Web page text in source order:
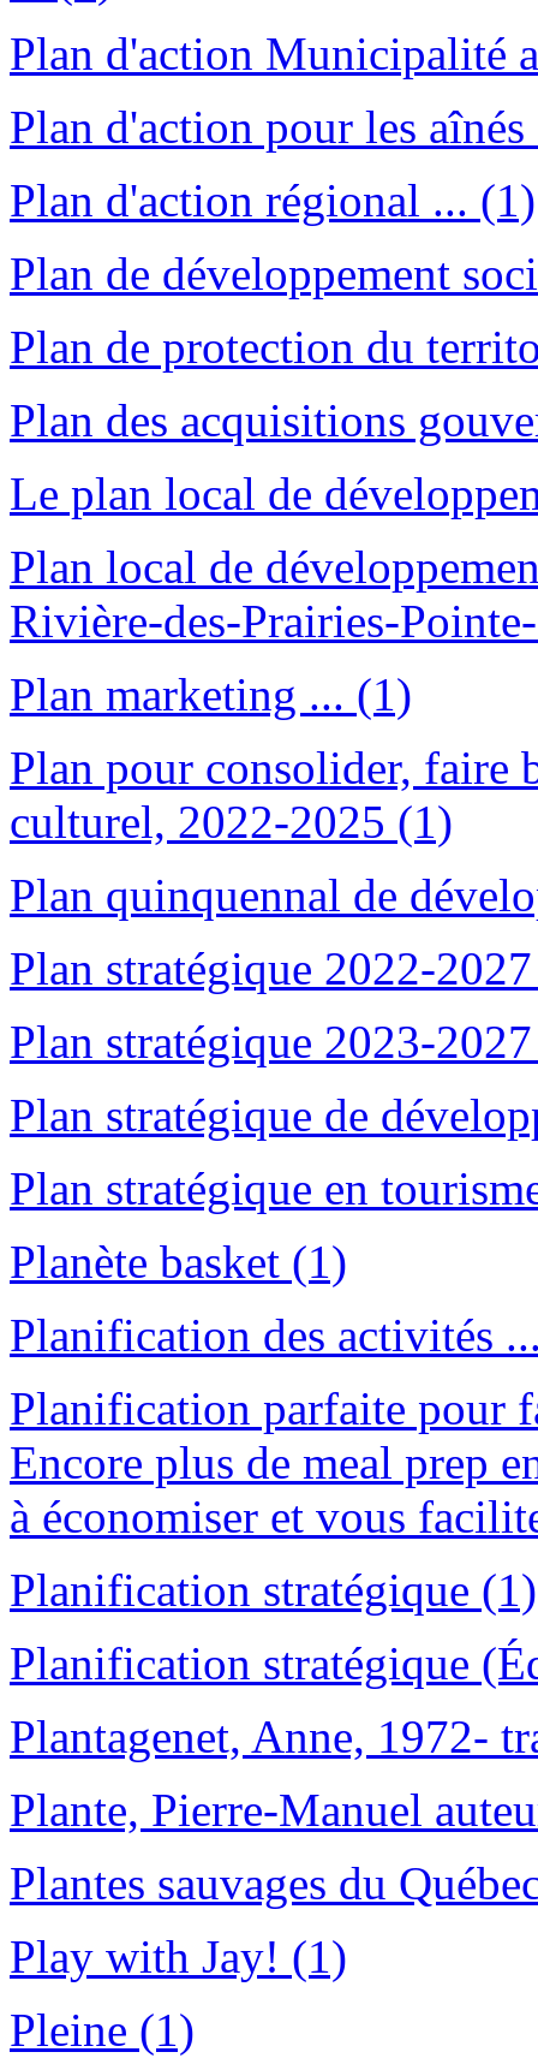
Plan d'action Municipalité
Plan d'action pour les
Plan d'action régional ... (1)
Plan de développement
Plan de protection du
Plan des acquisitions
Le plan local de
Plan local de
Rivière-des-Prairies-
Plan marketing ... (1)
Plan pour consolider,
culturel, 2022-2025 (1)
Plan quinquennal de
Plan stratégique 2022-
Plan stratégique 2023-
Plan stratégique de
Plan stratégique en
Planète basket (1)
Planification des activités
Planification parfaite pour
Encore plus de meal prep
à économiser et vous
Planification stratégique (1)
Planification stratégique
Plantagenet, Anne, 1972-
Plante, Pierre-Manuel
Plantes sauvages du
Play with Jay! (1)
Pleine (1)